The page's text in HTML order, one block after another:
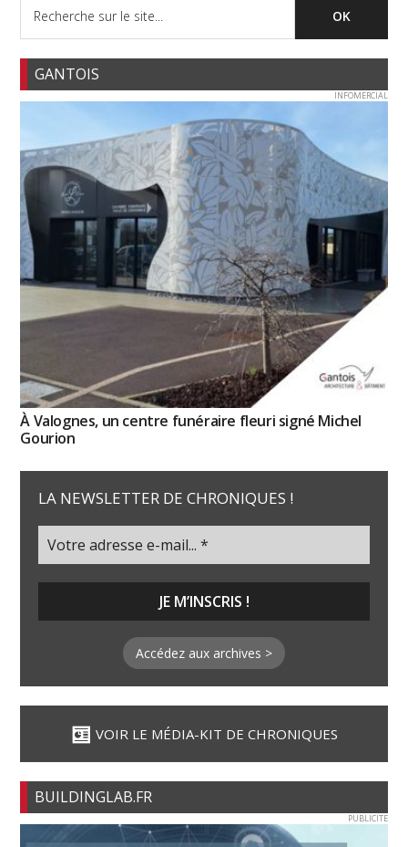
GANTOIS
INFOMERCIAL
À Valognes, un centre funéraire fleuri signé Michel
Gourion
LA NEWSLETTER DE CHRONIQUES !
Accédez aux archives >
VOIR LE MÉDIA-KIT DE CHRONIQUES
BUILDINGLAB.FR
PUBLICITE